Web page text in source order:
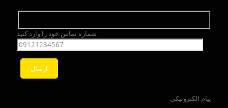
شماره تماس خود را وارد کنید
پیام الکترونیکی